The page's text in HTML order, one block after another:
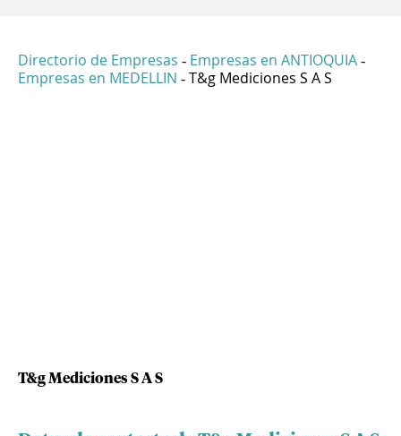
Directorio de Empresas - Empresas en ANTIOQUIA -
Empresas en MEDELLIN - T&g Mediciones S A S
T&g Mediciones S A S